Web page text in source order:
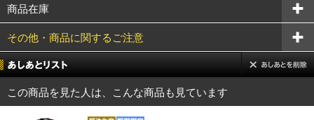
商品在庫
その他・商品に関するご注意
この商品を見た人は、こんな商品も見ています